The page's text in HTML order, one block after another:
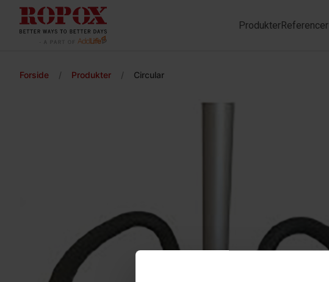
ProdukterReferencer
Forside / Produkter / Circular